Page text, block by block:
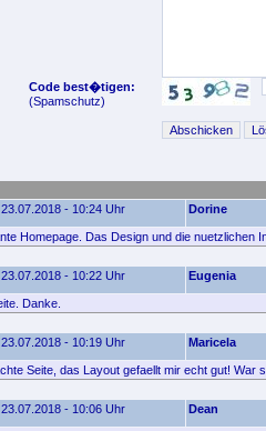
Code best�tigen:
(Spamschutz)
23.07.2018 - 10:24 Uhr Dorine
Homepage. Das Design und die nuetzlichen
23.07.2018 - 10:22 Uhr Eugenia
Danke.
23.07.2018 - 10:19 Uhr Maricela
Seite, das Layout gefaellt mir echt gut! War
23.07.2018 - 10:06 Uhr Dean